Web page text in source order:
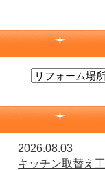
2026.08.03
キッチン取替え